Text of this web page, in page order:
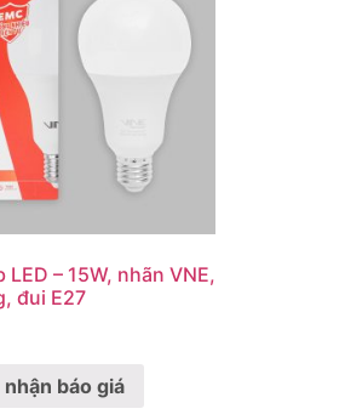
LED – 15W, nhãn VNE,
đui E27
nhận báo giá